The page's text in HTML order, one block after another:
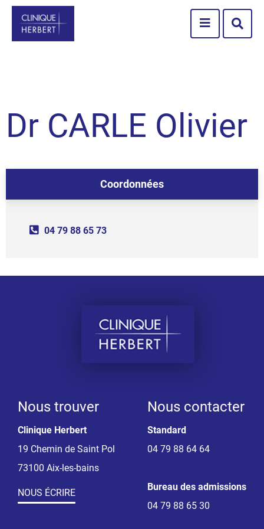
Aller à la recherche
Menu
Dr CARLE Olivier
Coordonnées
04 79 88 65 73
Nous trouver
Clinique Herbert
19 Chemin de Saint Pol
73100 Aix-les-bains
NOUS ÉCRIRE
Nous contacter
Standard
04 79 88 64 64
Bureau des admissions
04 79 88 65 30